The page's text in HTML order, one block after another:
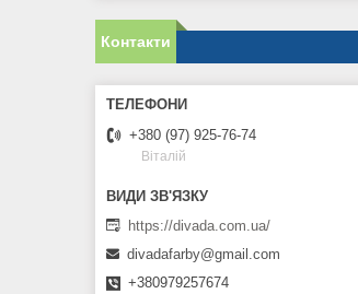
Контакти
+380 (97) 925-76-74
Віталій
https://divada.com.ua/
divadafarby@gmail.com
+380979257674